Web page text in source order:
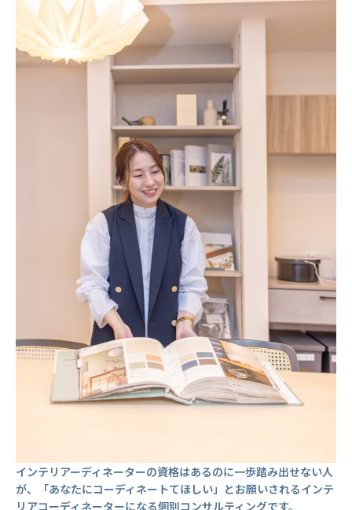
インテリアーディネーターの資格はあるのに一歩踏み出せない人
が、「あなたにコーディネートてほしい」とお願いされるインテ
リアコーディネーターになる個別コンサルティングです。